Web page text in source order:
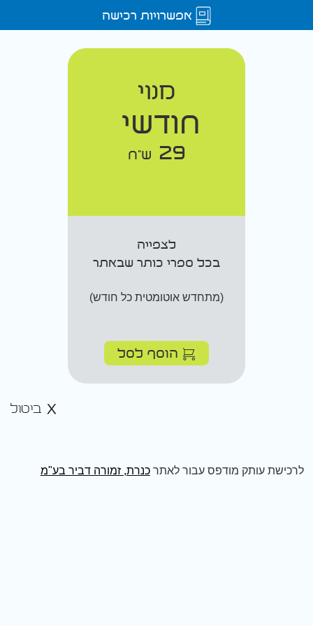
אפשרויות רכישה
מנוי
חודשי
29 ש"ח
לצפייה
בכל ספרי כותר שבאתר
(מתחדש אוטומטית כל חודש)
הוסף לסל
ביטול
לרכישת עותק מודפס עבור לאתרכנרת, זמורה דביר בע"מ